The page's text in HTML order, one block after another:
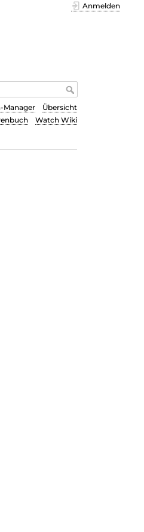
Anmelden
Manager
Übersicht
Watch Wiki